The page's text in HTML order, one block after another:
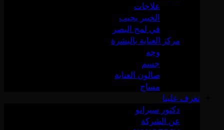
علاجات
الخبير يجيب
في لمح البصر
مركز العناية بالبشرة
وجه
جسم
صالون العناية
مساج
تعرف علينا
دكتور سيرانو
عن الشركة